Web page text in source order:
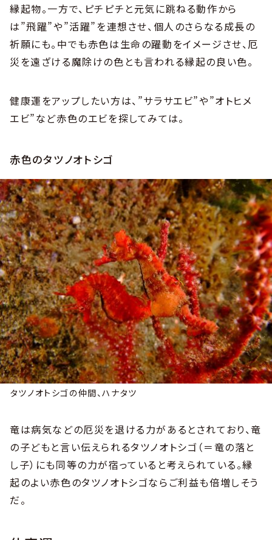
縁起物。一方で、ピチピチと元気に跳ねる動作から
は”飛躍”や”活躍”を連想させ、個人のさらなる成長の
祈願にも。中でも赤色は生命の躍動をイメージさせ、厄
災を遠ざける魔除けの色とも言われる縁起の良い色。
健康運をアップしたい方は、”サラサエビ”や”オトヒメ
エビ”など赤色のエビを探してみては。
赤色のタツノオトシゴ
タツノオトシゴの仲間、ハナタツ
竜は病気などの厄災を退ける力があるとされており、竜
の子どもと言い伝えられるタツノオトシゴ（＝竜の落と
し子）にも同等の力が宿っていると考えられている。縁
起のよい赤色のタツノオトシゴならご利益も倍増しそう
だ。